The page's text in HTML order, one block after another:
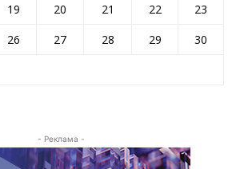
19 20 21 22
23
26 27 28 29
30
- Реклама -